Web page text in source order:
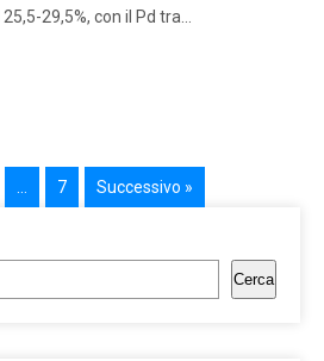
29,5%, con il Pd tra…
7 Successivo »
Cerca